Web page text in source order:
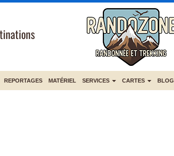
REPORTAGES MATÉRIEL SERVICES CARTES BLOG